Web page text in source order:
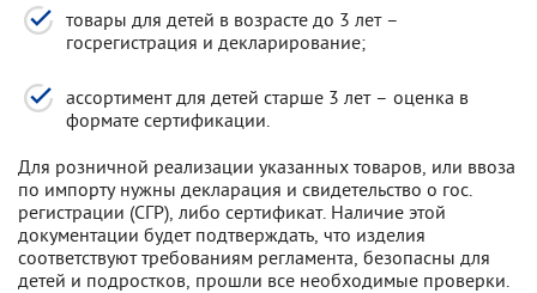
товары для детей в возрасте до 3 лет –
госрегистрация и декларирование;
ассортимент для детей старше 3 лет – оценка в
формате сертификации.
Для розничной реализации указанных товаров, или ввоза
по импорту нужны декларация и свидетельство о гос.
регистрации (СГР), либо сертификат. Наличие этой
документации будет подтверждать, что изделия
соответствуют требованиям регламента, безопасны для
детей и подростков, прошли все необходимые проверки.